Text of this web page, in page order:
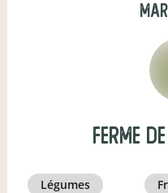
Ferme
légumes